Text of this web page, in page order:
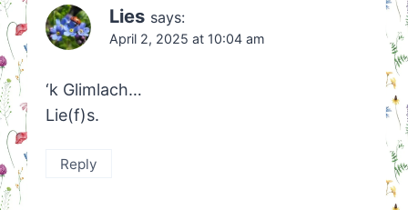
Lies says:
April 2, 2025 at 10:04 am
‘k Glimlach…
Lie(f)s.
Reply